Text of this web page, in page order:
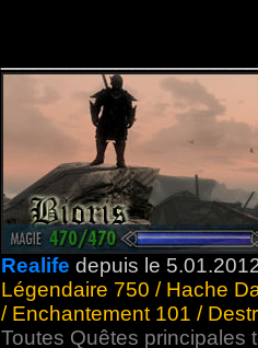
Realife depuis le
Légendaire 750 / Hache
/ Enchantement 101 /
Toutes Quêtes principales